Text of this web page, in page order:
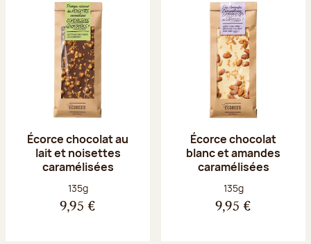
Écorce chocolat au
lait et noisettes
caramélisées
Poids net :
135g
9,95 €
Écorce chocolat
blanc et amandes
caramélisées
Poids net :
135g
9,95 €